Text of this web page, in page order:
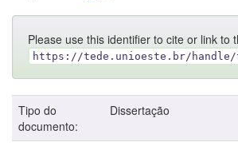
Please use this identifier to cite or link to
https://tede.unioeste.br/handle/
Tipo do
documento:
Dissertação